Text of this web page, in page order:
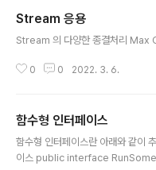
Stream 응용
Stream 의 다양한 종결처리
0 0 2022. 3. 6.
함수형 인터페이스
함수형 인터페이스란 아래와 같이
이스 public interface